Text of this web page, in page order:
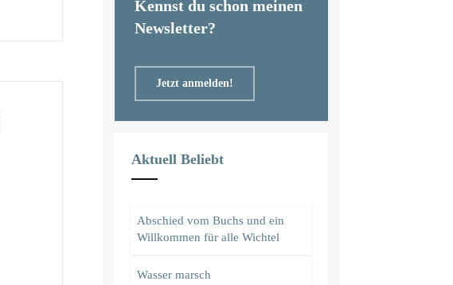
Kennst du schon meinen
Newsletter?
Jetzt anmelden!
Aktuell Beliebt
Abschied vom Buchs und ein
Willkommen für alle Wichtel
Wasser marsch